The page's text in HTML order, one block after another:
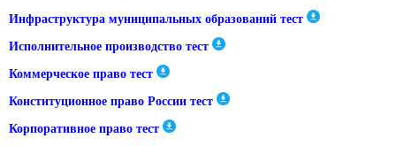
Инфраструктура муниципальных образований тест
Исполнительное производство тест
Коммерческое право тест
Конституционное право России тест
Корпоративное право тест